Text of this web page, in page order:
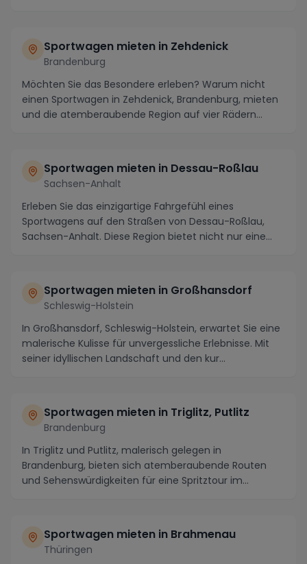
Sportwagen mieten in Zehdenick
Brandenburg
Möchten Sie das Besondere erleben? Warum nicht
einen Sportwagen in Zehdenick, Brandenburg, mieten
und die atemberaubende Region auf vier Rädern
Sportwagen mieten in Dessau-Roßlau
Sachsen-Anhalt
Erleben Sie das einzigartige Fahrgefühl eines
Sportwagens auf den Straßen von Dessau-Roßlau,
Sachsen-Anhalt. Diese Region bietet nicht nur eine
Sportwagen mieten in Großhansdorf
Schleswig-Holstein
In Großhansdorf, Schleswig-Holstein, erwartet Sie eine
malerische Kulisse für unvergessliche Erlebnisse. Mit
seiner idyllischen Landschaft und den kur...
Sportwagen mieten in Triglitz, Putlitz
Brandenburg
In Triglitz und Putlitz, malerisch gelegen in
Brandenburg, bieten sich atemberaubende Routen
und Sehenswürdigkeiten für eine Spritztour im
Sportwagen mieten in Brahmenau
Thüringen